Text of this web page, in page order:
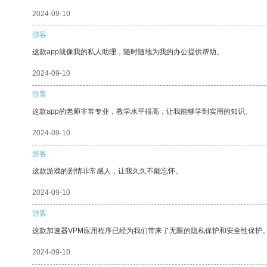
2024-09-10
游客
这款app就像我的私人助理，随时随地为我的办公提供帮助。
2024-09-10
游客
这款app的老师非常专业，教学水平很高，让我能够学到实用的知识。
2024-09-10
游客
这款游戏的剧情非常感人，让我久久不能忘怀。
2024-09-10
游客
这款加速器VPM应用程序已经为我们带来了无限的隐私保护和安全性保护
2024-09-10